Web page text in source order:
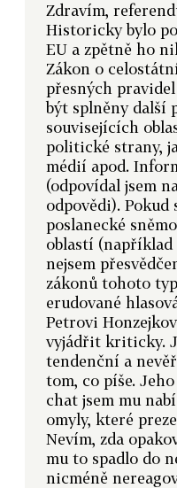
Zdravím,
Historicky bylo
EU a zpětně ho
Zákon o
přesných
být splněny další
souvisejících
politické strany,
médií apod.
(odpovídal jsem
odpovědi). Pokud
poslanecké
oblastí (například
nejsem
zákonů tohoto
erudované
Petrovi
vyjádřit kriticky.
tendenční a
tom, co píše.
chat jsem mu
omyly, které
Nevím, zda
mu to spadlo do
nicméně